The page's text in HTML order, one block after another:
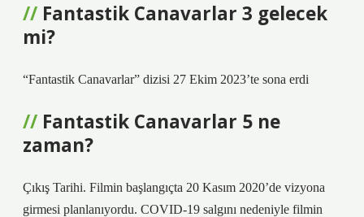
Fantastik Canavarlar 3 gelecek
mi?
“Fantastik Canavarlar” dizisi 27 Ekim 2023’te sona erdi
Fantastik Canavarlar 5 ne
zaman?
Çıkış Tarihi. Filmin başlangıçta 20 Kasım 2020’de vizyona
girmesi planlanıyordu. COVID-19 salgını nedeniyle filmin